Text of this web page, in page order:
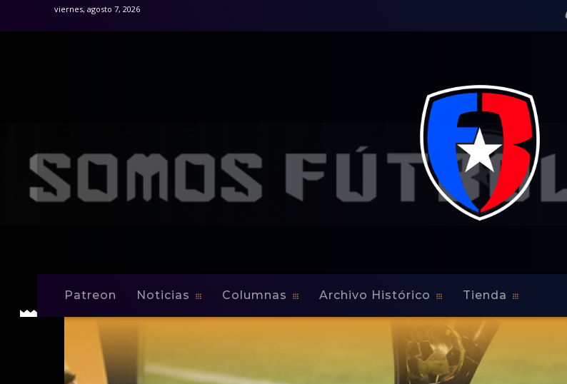
viernes, agosto 7, 2026
Patreon Noticias Columnas Archivo Histórico Tienda